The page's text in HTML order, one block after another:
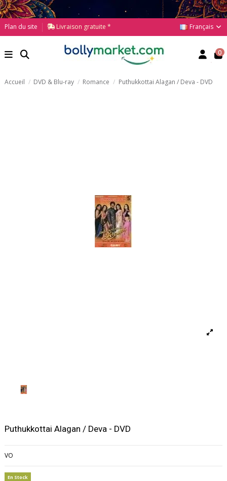
Plan du site Livraison gratuite * Français
0
Accueil DVD & Blu-ray Romance Puthukkottai Alagan / Deva - DVD
Puthukkottai Alagan / Deva - DVD
VO
En Stock